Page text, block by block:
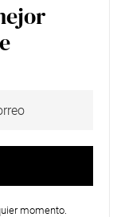
momento.